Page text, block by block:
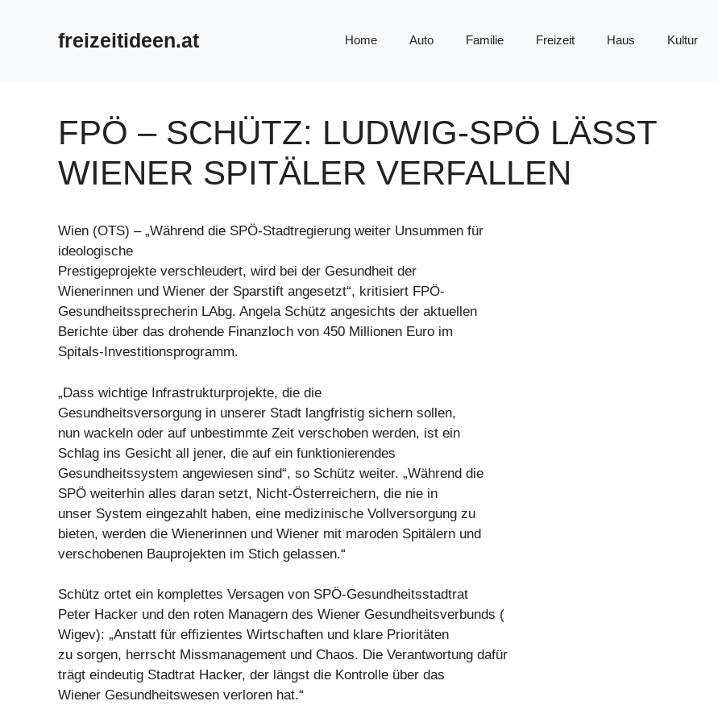
freizeitideen.at Home Auto Familie Freizeit Haus Kultur
FPÖ – SCHÜTZ: LUDWIG-SPÖ LÄSST
WIENER SPITÄLER VERFALLEN
Wien (OTS) – „Während die SPÖ-Stadtregierung weiter Unsummen für
ideologische
Prestigeprojekte verschleudert, wird bei der Gesundheit der
Wienerinnen und Wiener der Sparstift angesetzt“, kritisiert FPÖ-
Gesundheitssprecherin LAbg. Angela Schütz angesichts der aktuellen
Berichte über das drohende Finanzloch von 450 Millionen Euro im
Spitals-Investitionsprogramm.
„Dass wichtige Infrastrukturprojekte, die die
Gesundheitsversorgung in unserer Stadt langfristig sichern sollen,
nun wackeln oder auf unbestimmte Zeit verschoben werden, ist ein
Schlag ins Gesicht all jener, die auf ein funktionierendes
Gesundheitssystem angewiesen sind“, so Schütz weiter. „Während die
SPÖ weiterhin alles daran setzt, Nicht-Österreichern, die nie in
unser System eingezahlt haben, eine medizinische Vollversorgung zu
bieten, werden die Wienerinnen und Wiener mit maroden Spitälern und
verschobenen Bauprojekten im Stich gelassen.“
Schütz ortet ein komplettes Versagen von SPÖ-Gesundheitsstadtrat
Peter Hacker und den roten Managern des Wiener Gesundheitsverbunds (
Wigev): „Anstatt für effizientes Wirtschaften und klare Prioritäten
zu sorgen, herrscht Missmanagement und Chaos. Die Verantwortung dafür
trägt eindeutig Stadtrat Hacker, der längst die Kontrolle über das
Wiener Gesundheitswesen verloren hat.“